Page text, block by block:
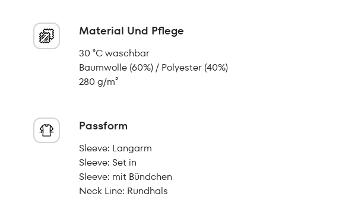
Material Und Pflege
30 °C waschbar
Baumwolle (60%) / Polyester (40%)
280 g/m²
Passform
Sleeve: Langarm
Sleeve: Set in
Sleeve: mit Bündchen
Neck Line: Rundhals